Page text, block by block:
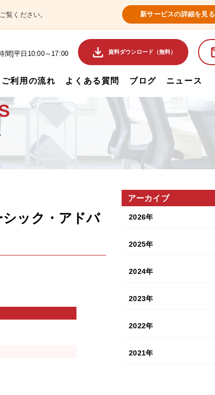
覧ください。 新サービスの詳細を見る
間]平日10:00～17:00 資料ダウンロード（無料）
ご利用の流れ よくある質問 ブログ ニュース
ック・アドバ
アーカイブ
2026年
2025年
2024年
2023年
2022年
2021年